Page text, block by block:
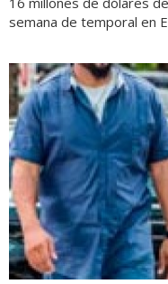
semana de temporal en